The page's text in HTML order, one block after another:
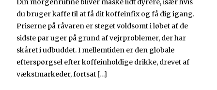
Din morgenrutine bliver måske lidt dyrere, især hvis
du bruger kaffe til at få dit koffeinfix og få dig igang.
Priserne på råvaren er steget voldsomt i løbet af de
sidste par uger på grund af vejrproblemer, der har
skåret i udbuddet. I mellemtiden er den globale
efterspørgsel efter koffeinholdige drikke, drevet af
vækstmarkeder, fortsat […]